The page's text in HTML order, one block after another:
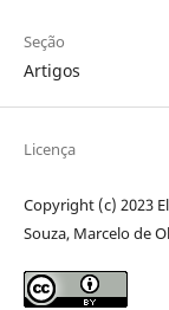
Seção
Artigos
Licença
Copyright (c) 2023
Souza, Marcelo de